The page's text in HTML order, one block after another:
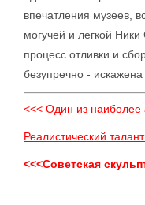
впечатления музеев,
могучей и легкой
процесс отливки и
безупречно -
<<< Один из наиболее
Реалистический
<<<Советская